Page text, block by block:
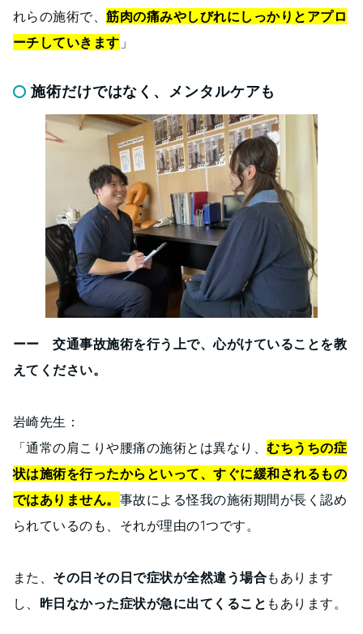
れらの施術で、筋肉の痛みやしびれにしっかりとアプロ
ーチしていきます 」
施術だけではなく、メンタルケアも
ーー 交通事故施術を行う上で、心がけていることを教
えてください。
岩崎先生：
「通常の肩こりや腰痛の施術とは異なり、むちうちの症
状は施術を行ったからといって、すぐに緩和されるもの
ではありません。 事故による怪我の施術期間が長く認め
られているのも、それが理由の1つです。
また、 その日その日で症状が全然違う場合もあります
し、 昨日なかった症状が急に出てくること もあります。